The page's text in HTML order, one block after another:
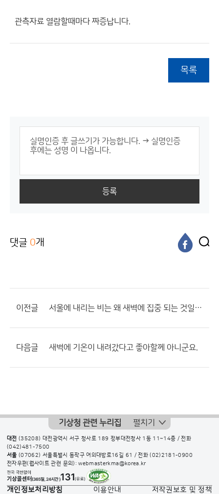
관측자료 열람할때마다 짜증납니다.
목록
등록
댓글 0개
이전글 서울에 내리는 비는 왜 새벽에 집중 되는 것일까요???
다음글 새벽에 기온이 내려갔다고 좋아할께 아니군요.
기상청 관련 누리집 펼치기
대전 (35208) 대전광역시 서구 청사로 189 정부대전청사 1동 11~14층 / 전화
(042)481-7500
서울 (07062) 서울특별시 동작구 여의대방로16길 61 / 전화(02)2181-0900
전자우편(웹사이트 관련 문의): webmasterkma@korea.kr
개인정보처리방침 이용안내 저작권보호 및 정책